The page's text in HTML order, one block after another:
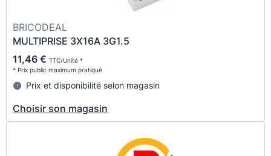
BRICODEAL
MULTIPRISE 3X16A 3G1.5
11,46 € TTC/Unité *
* Prix public maximum pratiqué
Prix et disponibilité selon magasin
Choisir son magasin